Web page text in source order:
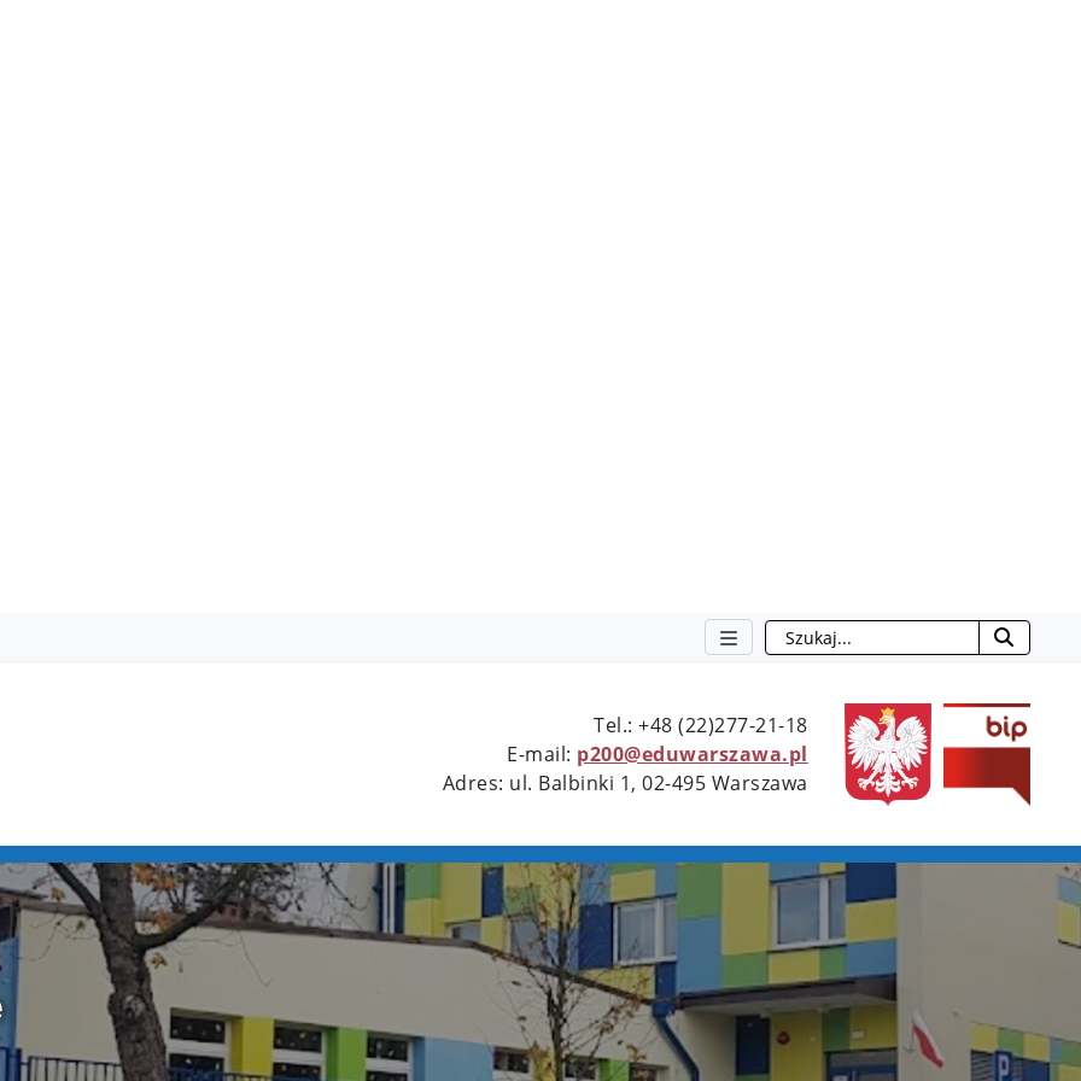
Szukaj
Tel.: +48 (22)277-21-18
E-mail: p200@eduwarszawa.pl
Adres: ul. Balbinki 1, 02-495 Warszawa